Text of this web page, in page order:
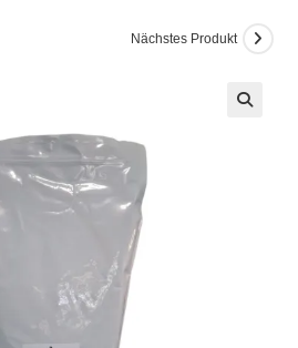
Nächstes Produkt